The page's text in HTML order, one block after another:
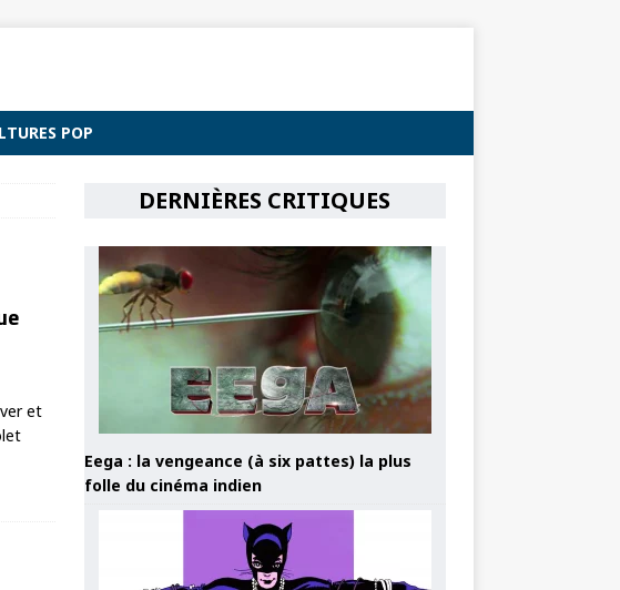
POP
et
DERNIÈRES CRITIQUES
Eega : la vengeance (à six pattes) la plus
folle du cinéma indien